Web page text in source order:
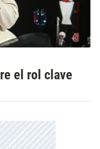
el rol clave